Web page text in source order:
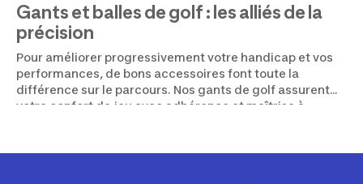
Gants et balles de golf : les alliés de la
précision
Pour améliorer progressivement votre handicap et vos
performances, de bons accessoires font toute la
différence sur le parcours. Nos gants de golf assurent
votre confort de jeu avec adhérence et maîtrise à
du départ jusqu’au green.